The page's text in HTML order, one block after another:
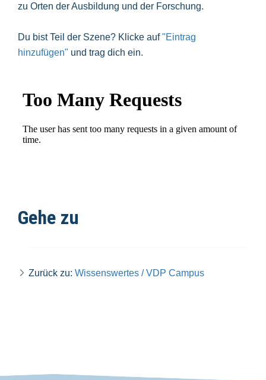
zu Orten der Ausbildung und der Forschung.
Du bist Teil der Szene? Klicke auf"Eintrag
hinzufügen" und trag dich ein.
Gehe zu
Zurück zu: Wissenswertes / VDP Campus